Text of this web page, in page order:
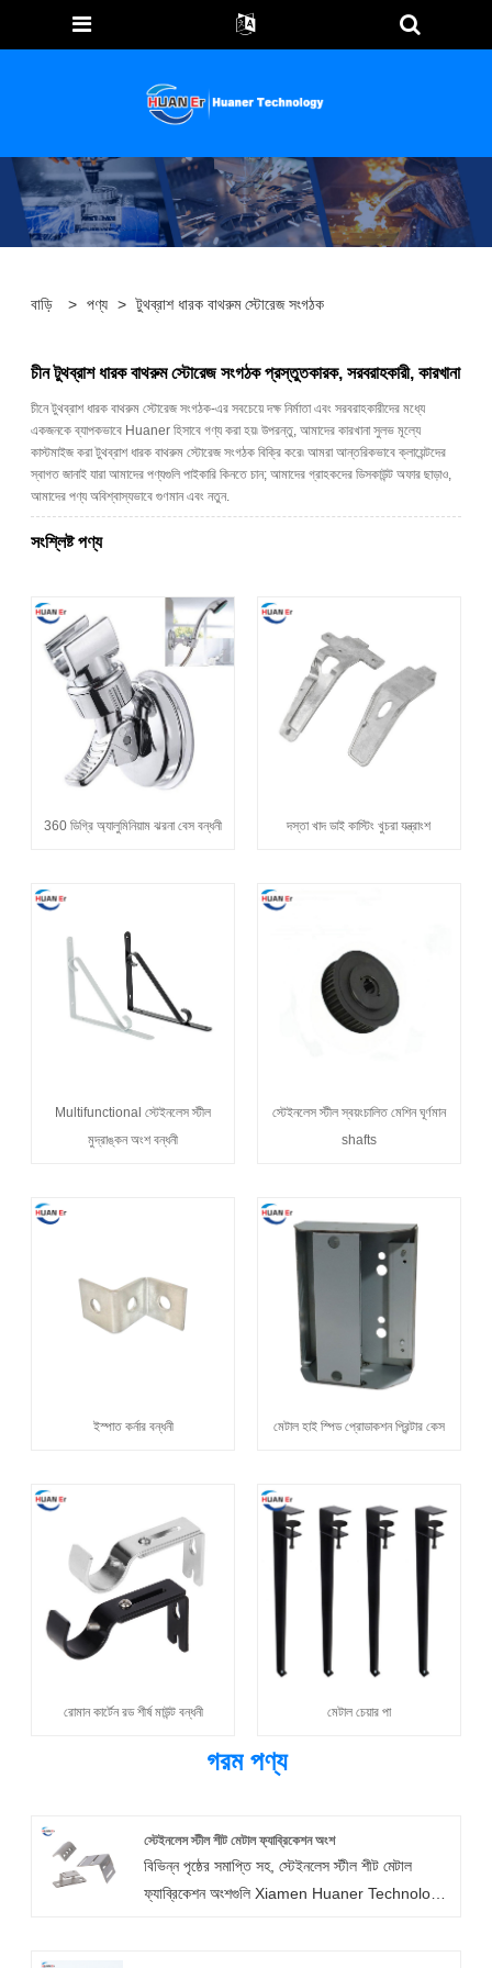
বাড়ি > পণ্য > টুথব্রাশ ধারক বাথরুম স্টোরেজ সংগঠক
চীন টুথব্রাশ ধারক বাথরুম স্টোরেজ সংগঠক প্রস্তুতকারক, সরবরাহকারী, কারখানা
চীনে টুথব্রাশ ধারক বাথরুম স্টোরেজ সংগঠক-এর সবচেয়ে দক্ষ নির্মাতা এবং সরবরাহকারীদের মধ্যে
একজনকে ব্যাপকভাবে Huaner হিসাবে গণ্য করা হয়৷ উপরন্তু, আমাদের কারখানা সুলভ মূল্যে
কাস্টমাইজ করা টুথব্রাশ ধারক বাথরুম স্টোরেজ সংগঠক বিক্রি করে৷ আমরা আন্তরিকভাবে ক্লায়েন্টদের
স্বাগত জানাই যারা আমাদের পণ্যগুলি পাইকারি কিনতে চান; আমাদের গ্রাহকদের ডিসকাউন্ট অফার ছাড়াও,
আমাদের পণ্য অবিশ্বাস্যভাবে গুণমান এবং নতুন.
সংশ্লিষ্ট পণ্য
360 ডিগ্রি অ্যালুমিনিয়াম ঝরনা বেস বন্ধনী দস্তা খাদ ডাই কাস্টিং খুচরা যন্ত্রাংশ
Multifunctional স্টেইনলেস স্টীল
মুদ্রাঙ্কন অংশ বন্ধনী
স্টেইনলেস স্টীল স্বয়ংচালিত মেশিন ঘূর্ণমান
shafts
ইস্পাত কর্নার বন্ধনী মেটাল হাই স্পিড প্রোডাকশন প্রিন্টার কেস
রোমান কার্টেন রড শীর্ষ মাউন্ট বন্ধনী মেটাল চেয়ার পা
গরম পণ্য
স্টেইনলেস স্টীল শীট মেটাল ফ্যাব্রিকেশন অংশ
বিভিন্ন পৃষ্ঠের সমাপ্তি সহ, স্টেইনলেস স্টীল শীট মেটাল
ফ্যাব্রিকেশন অংশগুলি Xiamen Huaner Technology